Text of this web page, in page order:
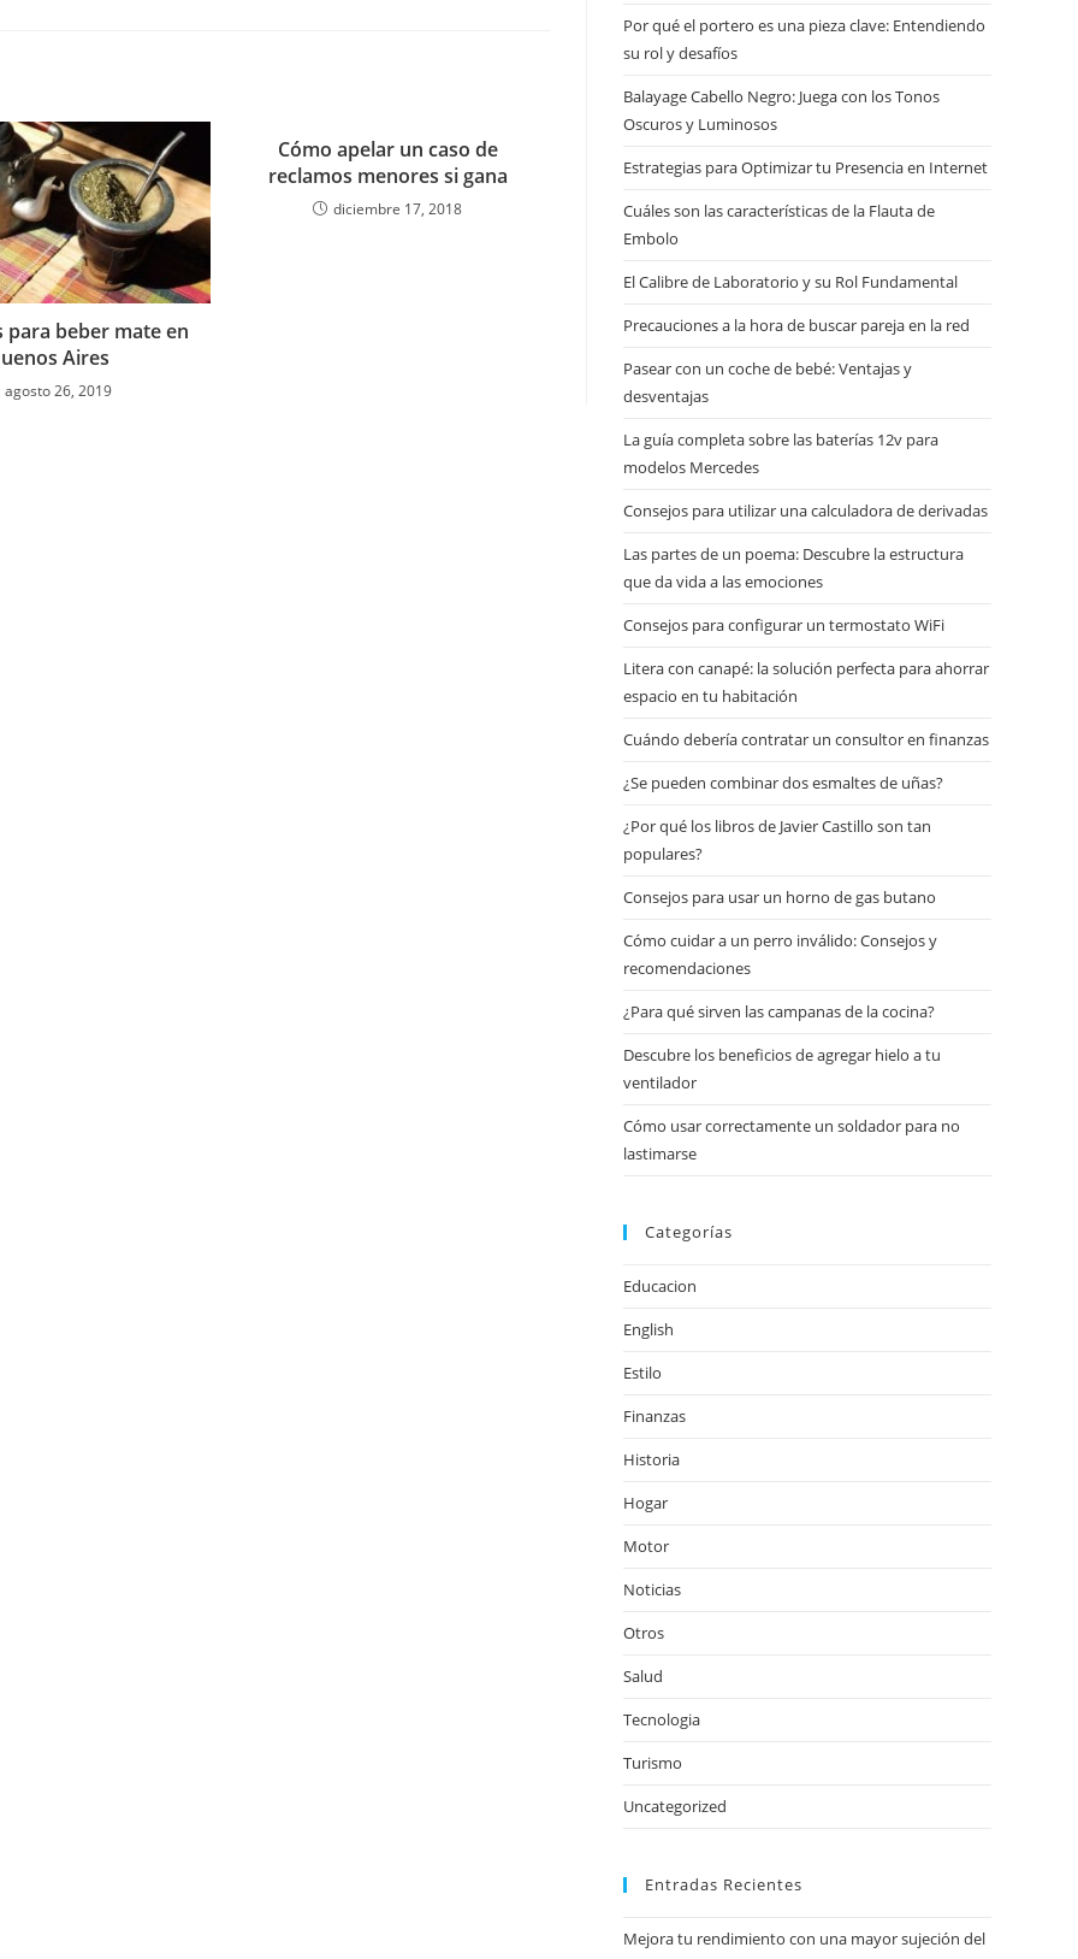
para beber mate en
Aires
agosto 26, 2019
Cómo apelar un caso de
reclamos menores si gana
diciembre 17, 2018
Por qué el portero es una pieza clave: Entendiendo
su rol y desafíos
Balayage Cabello Negro: Juega con los Tonos
Oscuros y Luminosos
Estrategias para Optimizar tu Presencia en Internet
Cuáles son las características de la Flauta de
Embolo
El Calibre de Laboratorio y su Rol Fundamental
Precauciones a la hora de buscar pareja en la red
Pasear con un coche de bebé: Ventajas y
desventajas
La guía completa sobre las baterías 12v para
modelos Mercedes
Consejos para utilizar una calculadora de derivadas
Las partes de un poema: Descubre la estructura
que da vida a las emociones
Consejos para configurar un termostato WiFi
Litera con canapé: la solución perfecta para ahorrar
espacio en tu habitación
Cuándo debería contratar un consultor en finanzas
¿Se pueden combinar dos esmaltes de uñas?
¿Por qué los libros de Javier Castillo son tan
populares?
Consejos para usar un horno de gas butano
Cómo cuidar a un perro inválido: Consejos y
recomendaciones
¿Para qué sirven las campanas de la cocina?
Descubre los beneficios de agregar hielo a tu
ventilador
Cómo usar correctamente un soldador para no
lastimarse
Categorías
Educacion
English
Estilo
Finanzas
Historia
Hogar
Motor
Noticias
Otros
Salud
Tecnologia
Turismo
Uncategorized
Entradas Recientes
Mejora tu rendimiento con una mayor sujeción del